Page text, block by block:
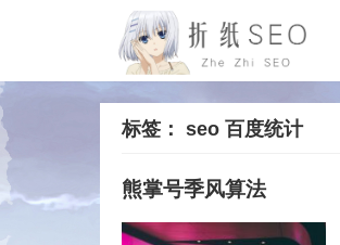
标签： seo 百度统计
熊掌号季风算法